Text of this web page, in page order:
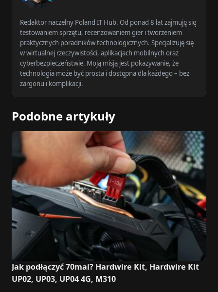
Redaktor naczelny Poland IT Hub. Od ponad 8 lat zajmuję się
testowaniem sprzętu, recenzowaniem gier i tworzeniem
praktycznych poradników technologicznych. Specjalizuję się
w wirtualnej rzeczywistości, aplikacjach mobilnych oraz
cyberbezpieczeństwie. Moją misją jest pokazywanie, że
technologia może być prosta i dostępna dla każdego – bez
żargonu i komplikacji.
Podobne artykuły
Jak podłączyć 70mai? Hardwire Kit, Hardwire Kit
UP02, UP03, UP04 4G, M310